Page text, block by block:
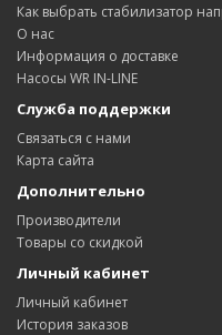
Как выбрать стабилизатор
О нас
Информация о доставке
Насосы WR IN-LINE
Служба поддержки
Связаться с нами
Карта сайта
Дополнительно
Производители
Товары со скидкой
Личный кабинет
Личный кабинет
История заказов